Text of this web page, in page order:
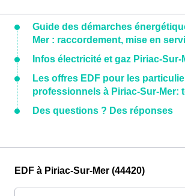
Guide des démarches
Mer : raccordement, mise en
Infos électricité et gaz Piriac-Sur-
Les offres EDF pour les
professionnels à Piriac-Sur-Mer:
Des questions ? Des réponses
EDF à Piriac-Sur-Mer (44420)